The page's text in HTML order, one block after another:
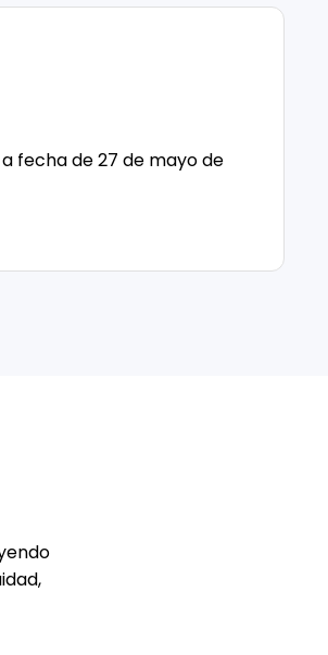
fecha de 27 de mayo de